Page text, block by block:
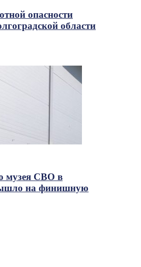
опасности
области
музея СВО в
на финишную